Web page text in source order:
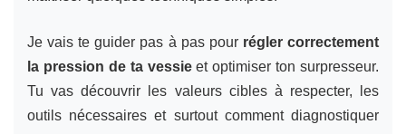
Je vais te guider pas à pas pour régler correctement
la pression de ta vessieet optimiser ton surpresseur.
Tu vas découvrir les valeurs cibles à respecter, les
outils nécessaires et surtout comment diagnostiquer